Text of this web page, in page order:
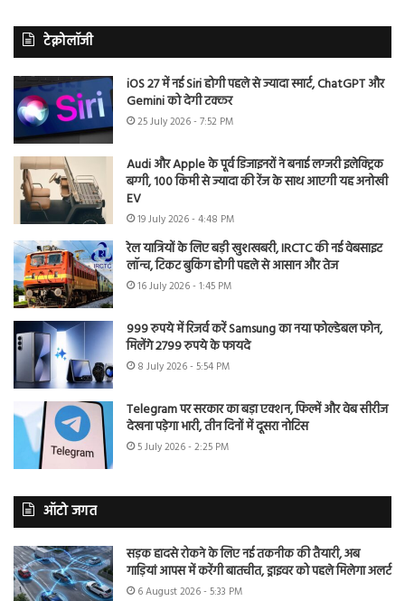
टेक्नोलॉजी
iOS 27 में नई Siri होगी पहले से ज्यादा स्मार्ट, ChatGPT और
Gemini को देगी टक्कर
25 July 2026 - 7:52 PM
Audi और Apple के पूर्व डिजाइनरों ने बनाई लग्जरी इलेक्ट्रिक
बग्गी, 100 किमी से ज्यादा की रेंज के साथ आएगी यह अनोखी
EV
19 July 2026 - 4:48 PM
रेल यात्रियों के लिए बड़ी खुशखबरी, IRCTC की नई वेबसाइट
लॉन्च, टिकट बुकिंग होगी पहले से आसान और तेज
16 July 2026 - 1:45 PM
999 रुपये में रिजर्व करें Samsung का नया फोल्डेबल फोन,
मिलेंगे 2799 रुपये के फायदे
8 July 2026 - 5:54 PM
Telegram पर सरकार का बड़ा एक्शन, फिल्में और वेब सीरीज
देखना पड़ेगा भारी, तीन दिनों में दूसरा नोटिस
5 July 2026 - 2:25 PM
ऑटो जगत
सड़क हादसे रोकने के लिए नई तकनीक की तैयारी, अब
गाड़ियां आपस में करेंगी बातचीत, ड्राइवर को पहले मिलेगा अलर्ट
6 August 2026 - 5:33 PM